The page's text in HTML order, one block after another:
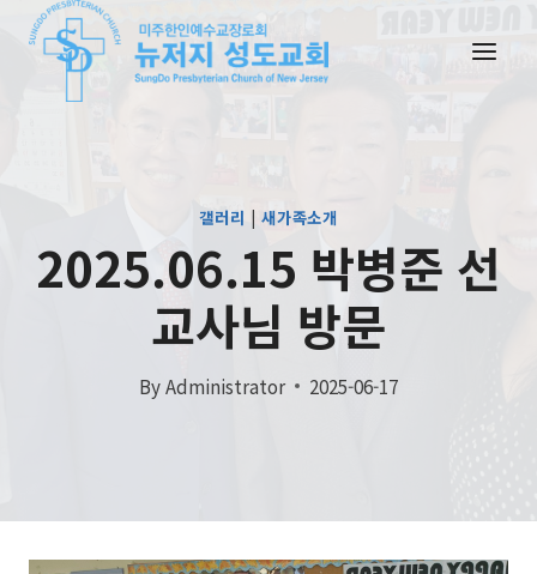
Skip
갤러리 |새가족소개
2025.06.15 박병준 선
교사님 방문
ByAdministrator 2025-06-17